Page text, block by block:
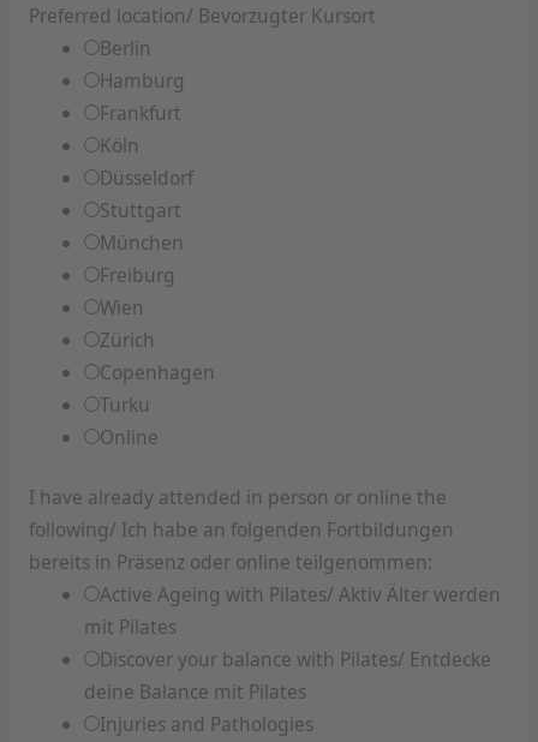
Preferred location/ Bevorzugter Kursort
Berlin
Hamburg
Frankfurt
Köln
Düsseldorf
Stuttgart
München
Freiburg
Wien
Zürich
Copenhagen
Turku
Online
I have already attended in person or online the
following/ Ich habe an folgenden Fortbildungen
bereits in Präsenz oder online teilgenommen:
Active Ageing with Pilates/ Aktiv Älter werden
mit Pilates
Discover your balance with Pilates/ Entdecke
deine Balance mit Pilates
Injuries and Pathologies